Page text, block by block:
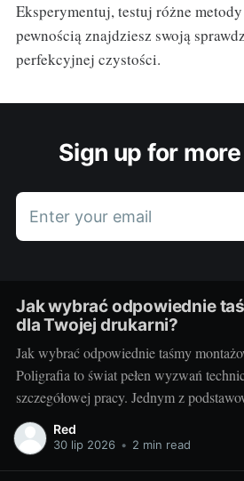
Eksperymentuj, testuj różne
pewnością znajdziesz swoją
perfekcyjnej czystości.
Sign up for
Enter your email
Jak wybrać odpowiednie
dla Twojej drukarni?
Jak wybrać odpowiednie taśmy
Poligrafia to świat pełen wyzwań
szczegółowej pracy. Jednym z
procesu drukarskiego, niezależnie od
montażowe. Właściwe ich doborowanie
Red
30 lip 2026 • 2 min read